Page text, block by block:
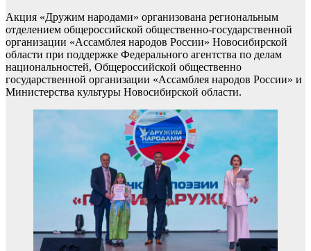
Акция «Дружим народами» организована региональным
отделением общероссийской общественно-государственной
организации «Ассамблея народов России» Новосибирской
области при поддержке Федерального агентства по делам
национальностей, Общероссийской общественно
государственной организации «Ассамблея народов России» и
Министерства культуры Новосибирской области.